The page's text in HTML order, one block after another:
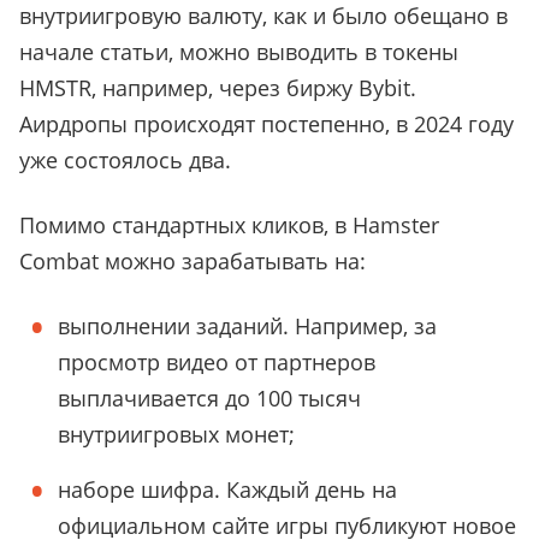
внутриигровую валюту, как и было обещано в
начале статьи, можно выводить в токены
HMSTR, например, через биржу Bybit.
Аирдропы происходят постепенно, в 2024 году
уже состоялось два.
Помимо стандартных кликов, в Hamster
Combat можно зарабатывать на:
выполнении заданий. Например, за
просмотр видео от партнеров
выплачивается до 100 тысяч
внутриигровых монет;
наборе шифра. Каждый день на
официальном сайте игры публикуют новое